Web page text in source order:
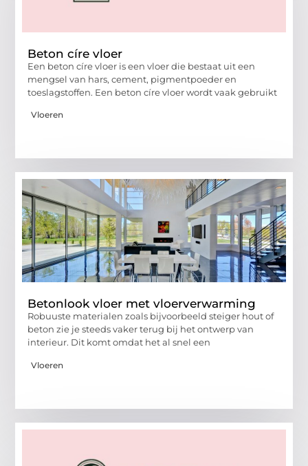
Beton círe vloer
Een beton círe vloer is een vloer die bestaat uit een
mengsel van hars, cement, pigmentpoeder en
toeslagstoffen. Een beton círe vloer wordt vaak gebruikt
Vloeren
Betonlook vloer met vloerverwarming
Robuuste materialen zoals bijvoorbeeld steiger hout of
beton zie je steeds vaker terug bij het ontwerp van
interieur. Dit komt omdat het al snel een
Vloeren